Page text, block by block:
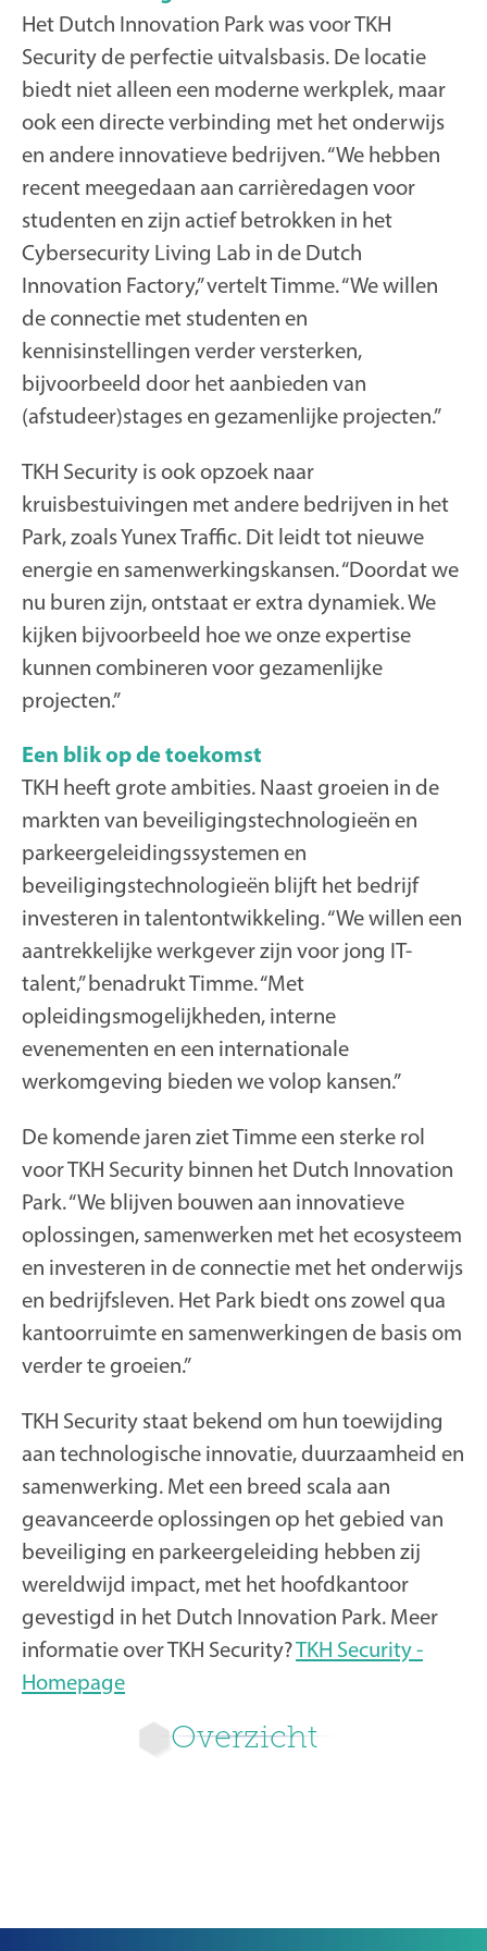
Overzicht
Het Dutch Innovation Park was voor TKH
Security de perfectie uitvalsbasis. De locatie
biedt niet alleen een moderne werkplek, maar
ook een directe verbinding met het onderwijs
en andere innovatieve bedrijven. “We hebben
recent meegedaan aan carrièredagen voor
studenten en zijn actief betrokken in het
Cybersecurity Living Lab in de Dutch
Innovation Factory,” vertelt Timme. “We willen
de connectie met studenten en
kennisinstellingen verder versterken,
bijvoorbeeld door het aanbieden van
(afstudeer)stages en gezamenlijke projecten.”
TKH Security is ook opzoek naar
kruisbestuivingen met andere bedrijven in het
Park, zoals Yunex Traffic. Dit leidt tot nieuwe
energie en samenwerkingskansen. “Doordat we
nu buren zijn, ontstaat er extra dynamiek. We
kijken bijvoorbeeld hoe we onze expertise
kunnen combineren voor gezamenlijke
projecten.”
Een blik op de toekomst
TKH heeft grote ambities. Naast groeien in de
markten van beveiligingstechnologieën en
parkeergeleidingssystemen en
beveiligingstechnologieën blijft het bedrijf
investeren in talentontwikkeling. “We willen een
aantrekkelijke werkgever zijn voor jong IT-
talent,” benadrukt Timme. “Met
opleidingsmogelijkheden, interne
evenementen en een internationale
werkomgeving bieden we volop kansen.”
De komende jaren ziet Timme een sterke rol
voor TKH Security binnen het Dutch Innovation
Park. “We blijven bouwen aan innovatieve
oplossingen, samenwerken met het ecosysteem
en investeren in de connectie met het onderwijs
en bedrijfsleven. Het Park biedt ons zowel qua
kantoorruimte en samenwerkingen de basis om
verder te groeien.”
TKH Security staat bekend om hun toewijding
aan technologische innovatie, duurzaamheid en
samenwerking. Met een breed scala aan
geavanceerde oplossingen op het gebied van
beveiliging en parkeergeleiding hebben zij
wereldwijd impact, met het hoofdkantoor
gevestigd in het Dutch Innovation Park. Meer
informatie over TKH Security?TKH Security -
Homepage